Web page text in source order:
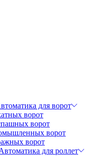
для ворот
ворот
ворот
ворот
ворот
для роллет